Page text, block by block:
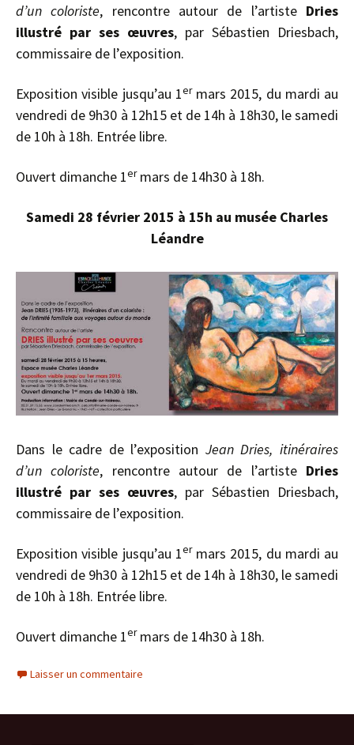
d’un coloriste, rencontre autour de l’artiste Dries
illustré par ses œuvres, par Sébastien Driesbach,
commissaire de l’exposition.
Exposition visible jusqu’au 1ermars 2015, du mardi au
vendredi de 9h30 à 12h15 et de 14h à 18h30, le samedi
de 10h à 18h. Entrée libre.
Ouvert dimanche 1ermars de 14h30 à 18h.
Samedi 28 février 2015 à 15h au musée Charles
Léandre
Dans le cadre de l’exposition Jean Dries, itinéraires
d’un coloriste, rencontre autour de l’artiste Dries
illustré par ses œuvres, par Sébastien Driesbach,
commissaire de l’exposition.
Exposition visible jusqu’au 1ermars 2015, du mardi au
vendredi de 9h30 à 12h15 et de 14h à 18h30, le samedi
de 10h à 18h. Entrée libre.
Ouvert dimanche 1ermars de 14h30 à 18h.
Laisser un commentaire